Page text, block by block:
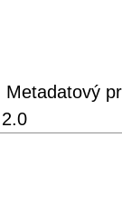
Metadatový
2.0